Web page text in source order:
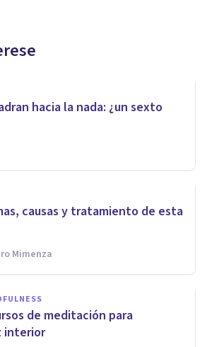
hacia la nada: ¿un sexto
causas y tratamiento de esta
Mimenza
de meditación para
interior